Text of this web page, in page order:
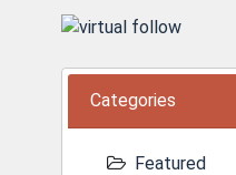
Categories
Featured